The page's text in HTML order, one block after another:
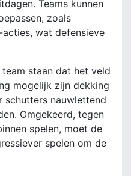
Teams kunnen
zoals
wat defensieve
staan dat het veld
mogelijk zijn dekking
schutters nauwlettend
Omgekeerd, tegen
spelen, moet de
spelen om de